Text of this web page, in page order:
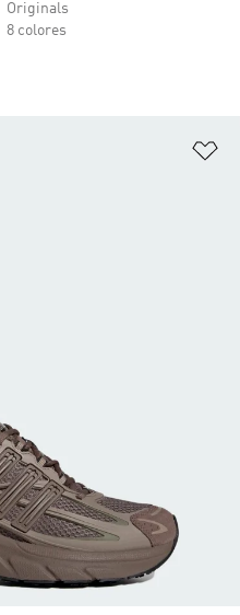
Originals
8 colores